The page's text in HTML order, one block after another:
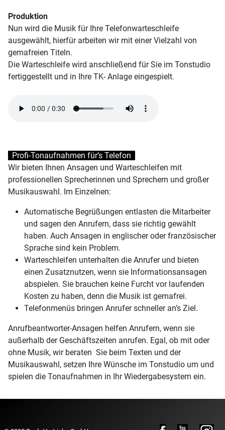
Produktion
Nun wird die Musik für Ihre Telefonwarteschleife
ausgewählt, hierfür arbeiten wir mit einer Vielzahl von
gemafreien Titeln.
Die Warteschleife wird anschließend für Sie im Tonstudio
fertiggestellt und in Ihre TK- Anlage eingespielt.
Profi-Tonaufnahmen für’s Telefon
Wir bieten Ihnen Ansagen und Warteschleifen mit
professionellen Sprecherinnen und Sprechern und großer
Musikauswahl. Im Einzelnen:
Automatische Begrüßungen entlasten die Mitarbeiter
und sagen den Anrufern, dass sie richtig gewählt
haben. Auch Ansagen in englischer oder französischer
Sprache sind kein Problem.
Warteschleifen unterhalten die Anrufer und bieten
einen Zusatznutzen, wenn sie Informationsansagen
abspielen. Sie brauchen keine Furcht vor laufenden
Kosten zu haben, denn die Musik ist gemafrei.
Telefonmenüs bringen Anrufer schneller an’s Ziel.
Anrufbeantworter-Ansagen helfen Anrufern, wenn sie
außerhalb der Geschäftszeiten anrufen. Egal, ob mit oder
ohne Musik, wir beraten Sie beim Texten und der
Musikauswahl, setzen Ihre Wünsche im Tonstudio um und
spielen die Tonaufnahmen in Ihr Wiedergabesystem ein.